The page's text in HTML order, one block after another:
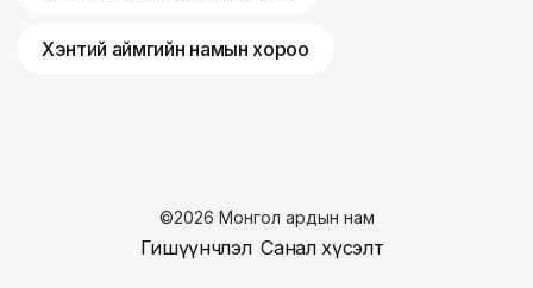
Хэнтий аймгийн намын хороо
©2026 Монгол ардын нам
Гишүүнчлэл Санал хүсэлт